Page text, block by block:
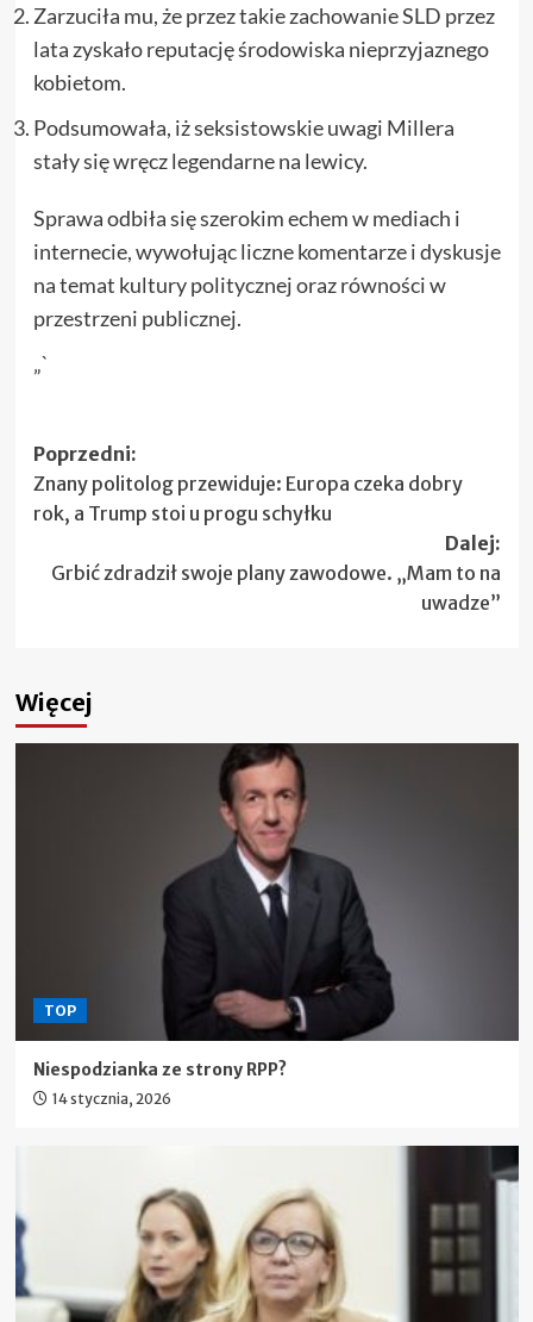
Zarzuciła mu, że przez takie zachowanie SLD przez
lata zyskało reputację środowiska nieprzyjaznego
kobietom.
Podsumowała, iż seksistowskie uwagi Millera
stały się wręcz legendarne na lewicy.
Sprawa odbiła się szerokim echem w mediach i
internecie, wywołując liczne komentarze i dyskusje
na temat kultury politycznej oraz równości w
przestrzeni publicznej.
„`
Zobacz
wpisy
Poprzedni:
Znany politolog przewiduje: Europa czeka dobry
rok, a Trump stoi u progu schyłku
Dalej:
Grbić zdradził swoje plany zawodowe. „Mam to na
uwadze”
Więcej
TOP
Niespodzianka ze strony RPP?
14 stycznia, 2026